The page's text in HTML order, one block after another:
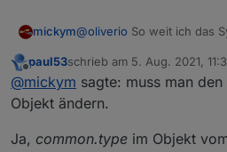
mickym@oliverio So weit ich das
Objekt ändern.
Offline
paul53schrieb am 5. Aug. 2021,
zuletzt editiert von
@mickym sagte: muss man
Objekt ändern.
Ja, common.type im Objekt